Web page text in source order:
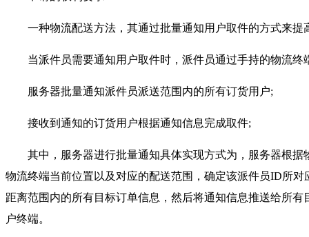
一种物流配送方法，其通过批量通知用户取件的方式来提
当派件员需要通知用户取件时，派件员通过手持的物流终
服务器批量通知派件员派送范围内的所有订货用户;
接收到通知的订货用户根据通知信息完成取件;
其中，服务器进行批量通知具体实现方式为，服务器根据
物流终端当前位置以及对应的配送范围，确定该派件员ID所
距离范围内的所有目标订单信息，然后将通知信息推送给所
户终端。